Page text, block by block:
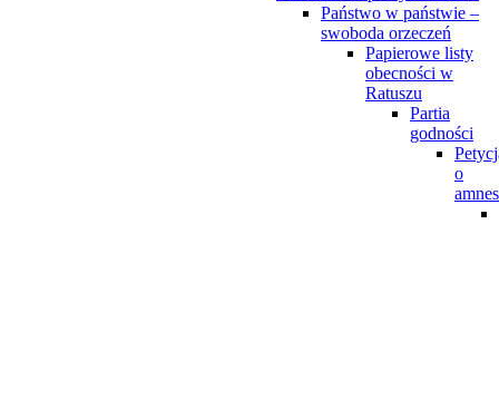
Państwo w państwie –
swoboda orzeczeń
Papierowe listy
obecności w
Ratuszu
Partia
godności
o